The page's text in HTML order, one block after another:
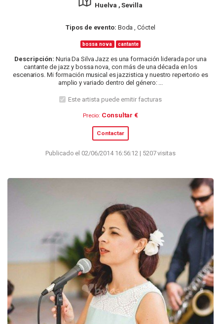
Huelva , Sevilla
Tipos de evento: Boda , Cóctel
bossa nova cantante
Descripción: Nuria Da Silva Jazz es una formación liderada por una
cantante de jazz y bossa nova, con más de una década en los
escenarios. Mi formación musical es jazzistica y nuestro repertorio es
amplio y variado dentro del género: ...
Este artista puede emitir facturas
Precio: Consultar €
Contactar
Publicado el 02/06/2014 16:56:12 | 5207 visitas